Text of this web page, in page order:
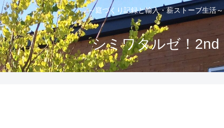
～庭づくり記録と輸入・薪ストーブ生活～
シミワタルゼ！2nd